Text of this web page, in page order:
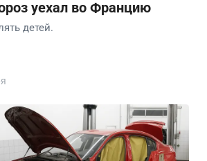
уехал во Францию
детей.